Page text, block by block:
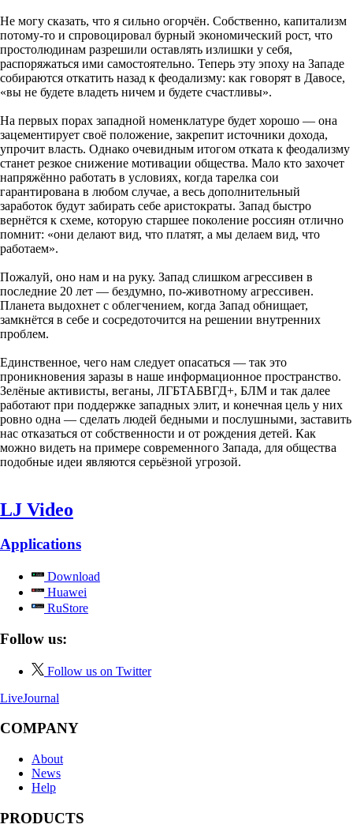
Не могу сказать, что я сильно огорчён. Собственно, капитализм
потому-то и спровоцировал бурный экономический рост, что
простолюдинам разрешили оставлять излишки у себя,
распоряжаться ими самостоятельно. Теперь эту эпоху на Западе
собираются откатить назад к феодализму: как говорят в Давосе,
«вы не будете владеть ничем и будете счастливы».
На первых порах западной номенклатуре будет хорошо — она
зацементирует своё положение, закрепит источники дохода,
упрочит власть. Однако очевидным итогом отката к феодализму
станет резкое снижение мотивации общества. Мало кто захочет
напряжённо работать в условиях, когда тарелка сои
гарантирована в любом случае, а весь дополнительный
заработок будут забирать себе аристократы. Запад быстро
вернётся к схеме, которую старшее поколение россиян отлично
помнит: «они делают вид, что платят, а мы делаем вид, что
работаем».
Пожалуй, оно нам и на руку. Запад слишком агрессивен в
последние 20 лет — бездумно, по-животному агрессивен.
Планета выдохнет с облегчением, когда Запад обнищает,
замкнётся в себе и сосредоточится на решении внутренних
проблем.
Единственное, чего нам следует опасаться — так это
проникновения заразы в наше информационное пространство.
Зелёные активисты, веганы, ЛГБТАБВГД+, БЛМ и так далее
работают при поддержке западных элит, и конечная цель у них
ровно одна — сделать людей бедными и послушными, заставить
нас отказаться от собственности и от рождения детей. Как
можно видеть на примере современного Запада, для общества
подобные идеи являются серьёзной угрозой.
LJ Video
Applications
Download
Huawei
RuStore
Follow us:
Follow us on Twitter
LiveJournal
COMPANY
About
News
Help
PRODUCTS